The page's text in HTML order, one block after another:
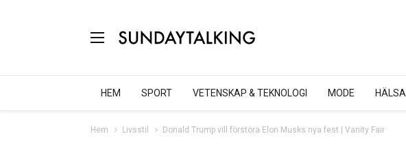
HEM SPORT VETENSKAP & TEKNOLOGI MODE HÄLSA
Hem Livsstil Donald Trump vill förstöra Elon Musks nya fest | Vanity Fair